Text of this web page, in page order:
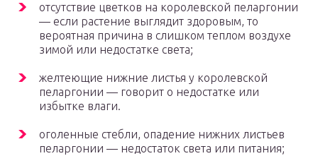
отсутствие цветков на королевской пеларгонии
— если растение выглядит здоровым, то
вероятная причина в слишком теплом воздухе
зимой или недостатке света;
желтеющие нижние листья у королевской
пеларгонии — говорит о недостатке или
избытке влаги.
оголенные стебли, опадение нижних листьев
пеларгонии — недостаток света или питания;